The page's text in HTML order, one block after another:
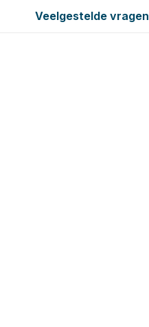
Veelgestelde vragen